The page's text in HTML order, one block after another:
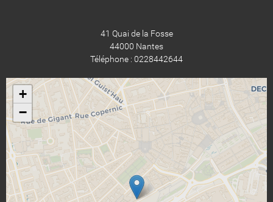
41 Quai de la Fosse
44000 Nantes
Téléphone : 0228442644
+
−